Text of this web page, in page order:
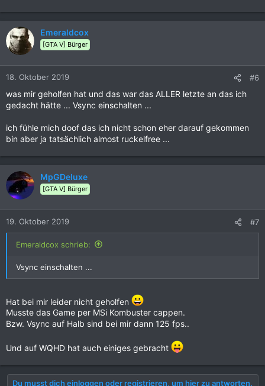
Emeraldcox
[GTA V] Bürger
18. Oktober 2019 #6
was mir geholfen hat und das war das ALLER letzte an das ich
gedacht hätte ... Vsync einschalten ...
ich fühle mich doof das ich nicht schon eher darauf gekommen
bin aber ja tatsächlich almost ruckelfree ...
MpGDeluxe
[GTA V] Bürger
19. Oktober 2019 #7
Emeraldcox schrieb:
Vsync einschalten ...
Hat bei mir leider nicht geholfen
Musste das Game per MSi Kombuster cappen.
Bzw. Vsync auf Halb sind bei mir dann 125 fps..
Und auf WQHD hat auch einiges gebracht
Du musst dich einloggen oder registrieren, um hier zu antworten.